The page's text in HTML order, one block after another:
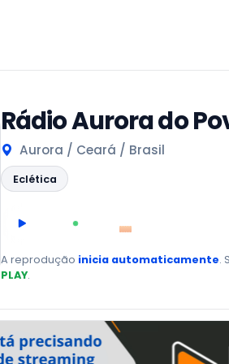
Rádio Aurora do
Aurora / Ceará / Brasil
Eclética
AO VIVO
A reprodução inicia automaticamente.
PLAY.